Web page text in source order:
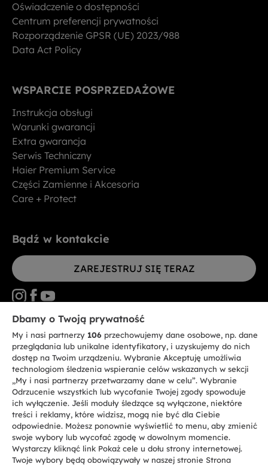
Oświadczenie o dostępności
Centrum preferencji prywatności
Rozporządzenie GPSR (UE) 2023/988
Data Act Policy
WSPARCIE POSPRZEDAŻOWE
Instrukcja obsługi
Warunki gwarancji
Extra gwarancja
Serwis Techniczny
Haier Premium Service
Części Zamienne i Akcesoria
Care + Protect
Bądź w kontakcie
ZAREJESTRUJ SIĘ TERAZ
CANDY HOOVER GROUP S.r.I. - jednoosobowa sp. z.o.o. - SIEDZIBA
STATUTOWA: Via Comolli, 57 - 20861 Brugherio (MB) - Włochy -
SIEDZIBY ADMINISTRACYJNE: Via Privata Eden Fumagalli bez
nadanego numeru - 20861 Brugherio (MB) i Via Trento nr 20/A-22 - 20871
Vimercate (MB) - Włochy - Tel.: +39.039.2086.1 - Faks: +39.039.2086.237 -
Kapitał zakładowy 35.000.000,00 € wpłacony w całości - Kod identyfikacji
podatkowej i nr wpisu do Rejestru przedsiębiorstw dla rejonu Mediolan-
Monza-Brianza-Lodi 04666310158 - NIP 00786860965 - Numer wpisu do
Repertorium Ekonomiczno - Administracyjnego REA: MB-1033934 -
Autoryzacja IT AEOF 211870 - Spółka podlega zarządzaniu i koordynacji
Candy S.p.A.
PL / Polski
Dbamy o Twoją prywatność
My i nasi partnerzy 106 przechowujemy dane osobowe, np. dane
przeglądania lub unikalne identyfikatory, i uzyskujemy do nich
dostęp na Twoim urządzeniu. Wybranie Akceptuję umożliwia
technologiom śledzenia wspieranie celów wskazanych w sekcji
„My i nasi partnerzy przetwarzamy dane w celu”. Wybranie
Odrzucenie wszystkich lub wycofanie Twojej zgody spowoduje
ich wyłączenie. Jeśli moduły śledzące są wyłączone, niektóre
treści i reklamy, które widzisz, mogą nie być dla Ciebie
odpowiednie. Możesz ponownie wyświetlić to menu, aby zmienić
swoje wybory lub wycofać zgodę w dowolnym momencie.
Wystarczy kliknąć link Pokaż cele u dołu strony internetowej.
Twoje wybory będą obowiązywały w naszej stronie Strona